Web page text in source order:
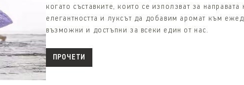
когато съставките, които се използват за
елегантността и луксът да добавим аромат към
възможни и достъпни за всеки един от нас.
ПРОЧЕТИ